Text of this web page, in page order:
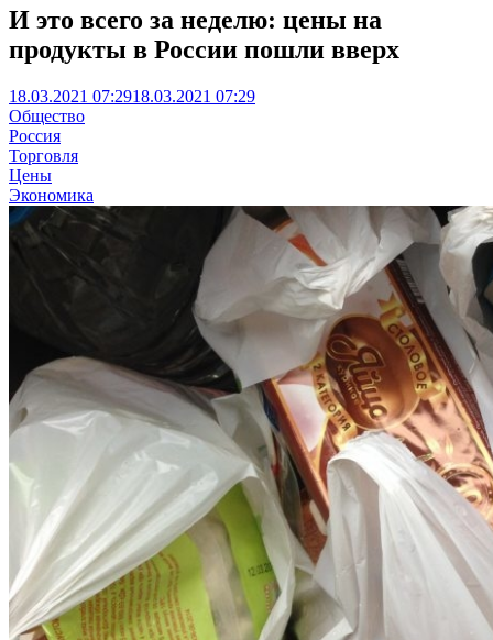
И это всего за неделю: цены на
продукты в России пошли вверх
18.03.2021 07:2918.03.2021 07:29
Общество
Россия
Торговля
Цены
Экономика